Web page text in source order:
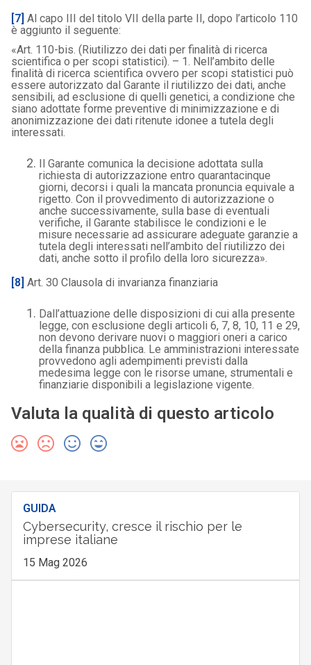
[7] Al capo III del titolo VII della parte II, dopo l’articolo 110
è aggiunto il seguente:
«Art. 110-bis. (Riutilizzo dei dati per finalità di ricerca
scientifica o per scopi statistici). – 1. Nell’ambito delle
finalità di ricerca scientifica ovvero per scopi statistici può
essere autorizzato dal Garante il riutilizzo dei dati, anche
sensibili, ad esclusione di quelli genetici, a condizione che
siano adottate forme preventive di minimizzazione e di
anonimizzazione dei dati ritenute idonee a tutela degli
interessati.
Il Garante comunica la decisione adottata sulla
richiesta di autorizzazione entro quarantacinque
giorni, decorsi i quali la mancata pronuncia equivale a
rigetto. Con il provvedimento di autorizzazione o
anche successivamente, sulla base di eventuali
verifiche, il Garante stabilisce le condizioni e le
misure necessarie ad assicurare adeguate garanzie a
tutela degli interessati nell’ambito del riutilizzo dei
dati, anche sotto il profilo della loro sicurezza».
[8] Art. 30 Clausola di invarianza finanziaria
Dall’attuazione delle disposizioni di cui alla presente
legge, con esclusione degli articoli 6, 7, 8, 10, 11 e 29,
non devono derivare nuovi o maggiori oneri a carico
della finanza pubblica. Le amministrazioni interessate
provvedono agli adempimenti previsti dalla
medesima legge con le risorse umane, strumentali e
finanziarie disponibili a legislazione vigente.
Valuta la qualità di questo articolo
GUIDA
Cybersecurity, cresce il rischio per le
imprese italiane
15 Mag 2026